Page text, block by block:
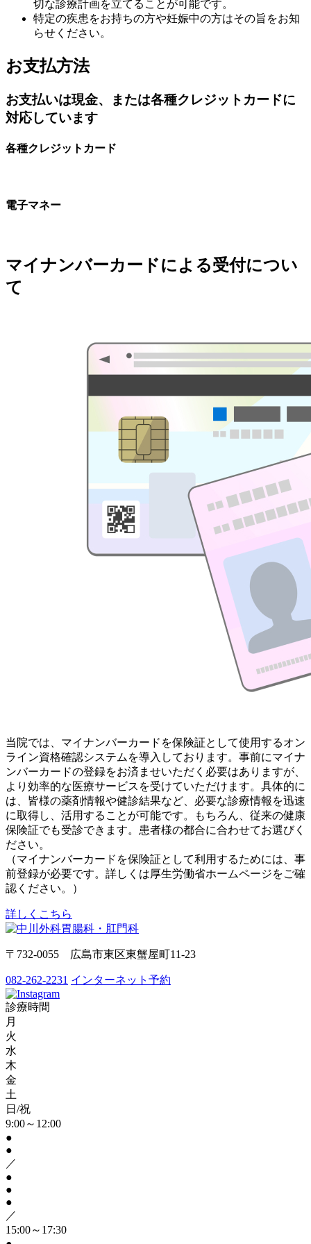
切な診療計画を立てることが可能です。
特定の疾患をお持ちの方や妊娠中の方はその旨をお知
らせください。
お支払方法
お支払いは現金、または各種クレジットカードに
対応しています
各種クレジットカード
電子マネー
マイナンバーカードによる受付につい
て
当院では、マイナンバーカードを保険証として使用するオン
ライン資格確認システムを導入しております。事前にマイナ
ンバーカードの登録をお済ませいただく必要はありますが、
より効率的な医療サービスを受けていただけます。具体的に
は、皆様の薬剤情報や健診結果など、必要な診療情報を迅速
に取得し、活用することが可能です。もちろん、従来の健康
保険証でも受診できます。患者様の都合に合わせてお選びく
ださい。
（マイナンバーカードを保険証として利用するためには、事
前登録が必要です。詳しくは厚生労働省ホームページをご確
認ください。）
詳しくこちら
〒732-0055 広島市東区東蟹屋町11-23
082-262-2231 インターネット予約
診療時間
月
火
水
木
金
土
日/祝
9:00～12:00
●
●
／
●
●
●
／
15:00～17:30